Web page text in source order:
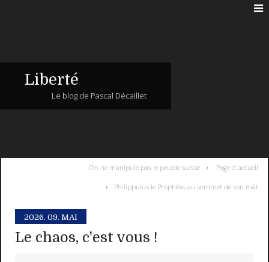
Liberté
Le blog de Pascal Décaillet
On ne manipule pas le peuple suisse Page d'accueil
Philippulus le Prophète, au sommet de son mât
2026. 09. MAI
Le chaos, c'est vous !